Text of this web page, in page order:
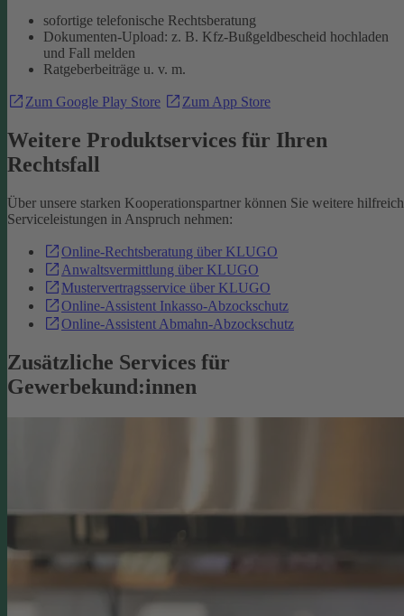
sofortige telefonische Rechtsberatung
Dokumenten-Upload: z. B. Kfz-Bußgeldbescheid hochladen
und Fall melden
Ratgeberbeiträge u. v. m.
Zum Google Play Store Zum App Store
Weitere Produktservices für Ihren
Rechtsfall
Über unsere starken Kooperationspartner können Sie weitere
Serviceleistungen in Anspruch nehmen:
Online-Rechtsberatung über KLUGO
Anwaltsvermittlung über KLUGO
Mustervertragsservice über KLUGO
Online-Assistent Inkasso-Abzockschutz
Online-Assistent Abmahn-Abzockschutz
Zusätzliche Services für
Gewerbekund:innen